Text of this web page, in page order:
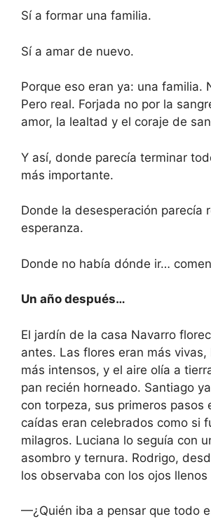
Sí a formar una familia.
Sí a amar de nuevo.
Porque eso eran ya: una familia.
Pero real. Forjada no por la
amor, la lealtad y el coraje de
Y así, donde parecía terminar
más importante.
Donde la desesperación parecía
esperanza.
Donde no había dónde ir…
Un año después…
El jardín de la casa Navarro
antes. Las flores eran más vivas,
más intensos, y el aire olía a
pan recién horneado. Santiago
con torpeza, sus primeros pasos
caídas eran celebrados como si
milagros. Luciana lo seguía con
asombro y ternura. Rodrigo,
los observaba con los ojos llenos
—¿Quién iba a pensar que todo